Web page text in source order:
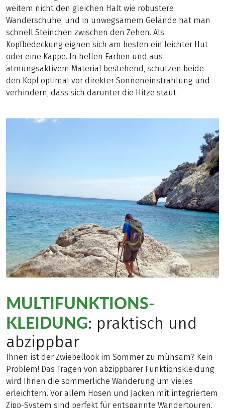
weitem nicht den gleichen Halt wie robustere
Wanderschuhe, und in unwegsamem Gelände hat man
schnell Steinchen zwischen den Zehen. Als
Kopfbedeckung eignen sich am besten ein leichter Hut
oder eine Kappe. In hellen Farben und aus
atmungsaktivem Material bestehend, schützen beide
den Kopf optimal vor direkter Sonneneinstrahlung und
verhindern, dass sich darunter die Hitze staut.
MULTIFUNKTIONS-
KLEIDUNG: praktisch und
abzippbar
Ihnen ist der Zwiebellook im Sommer zu mühsam? Kein
Problem! Das Tragen von abzippbarer Funktionskleidung
wird Ihnen die sommerliche Wanderung um vieles
erleichtern. Vor allem Hosen und Jacken mit integriertem
Zipp-System sind perfekt für entspannte Wandertouren.